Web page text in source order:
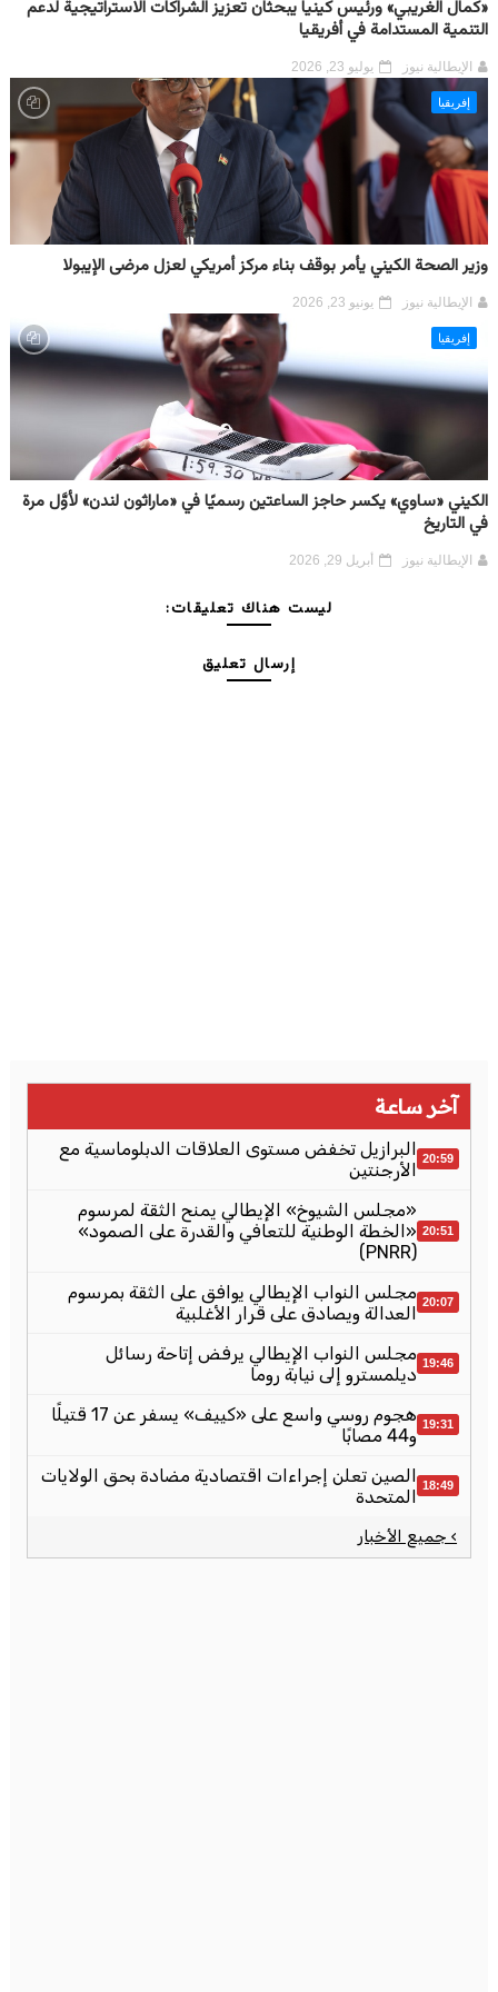
«كمال الغريبي» ورئيس كينيا يبحثان تعزيز الشراكات الاستراتيجية لدعم
التنمية المستدامة في أفريقيا
الإيطالية نيوز يوليو 23, 2026
إفريقيا
وزير الصحة الكيني يأمر بوقف بناء مركز أمريكي لعزل مرضى الإيبولا
الإيطالية نيوز يونيو 23, 2026
إفريقيا
الكيني «ساوي» يكسر حاجز الساعتين رسميًا في «ماراثون لندن» لأوَّل مرة
في التاريخ
الإيطالية نيوز أبريل 29, 2026
ليست هناك تعليقات:
إرسال تعليق
آخر ساعة
20:59 البرازيل تخفض مستوى العلاقات الدبلوماسية مع
الأرجنتين
20:51
«مجلس الشيوخ» الإيطالي يمنح الثقة لمرسوم
«الخطة الوطنية للتعافي والقدرة على الصمود»
(PNRR)
20:07 مجلس النواب الإيطالي يوافق على الثقة بمرسوم
العدالة ويصادق على قرار الأغلبية
19:46 مجلس النواب الإيطالي يرفض إتاحة رسائل
ديلمسترو إلى نيابة روما
19:31
هجوم روسي واسع على «كييف» يسفر عن 17 قتيلًا
و44 مصابًا
18:49 الصين تعلن إجراءات اقتصادية مضادة بحق الولايات
المتحدة
› جميع الأخبار